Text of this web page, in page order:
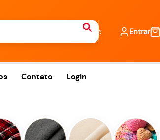
Entrar
Contato Login